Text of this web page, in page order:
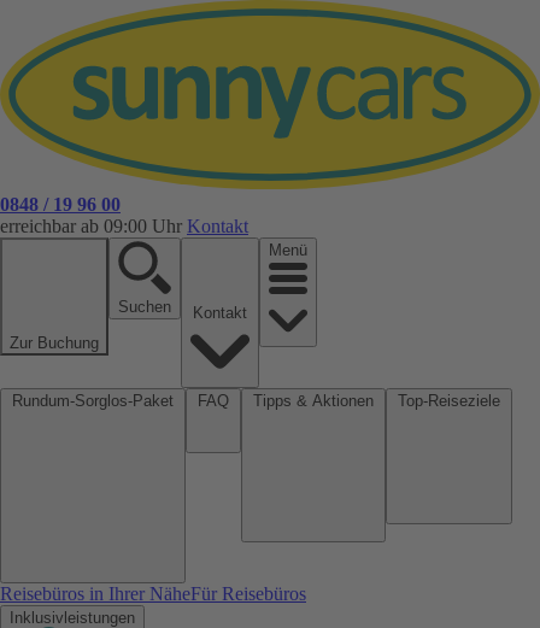
0848 / 19 96 00
erreichbar ab 09:00 Uhr Kontakt
Zur Buchung
Suchen
Menü
Reisebüros in Ihrer NäheFür Reisebüros
Inklusivleistungen